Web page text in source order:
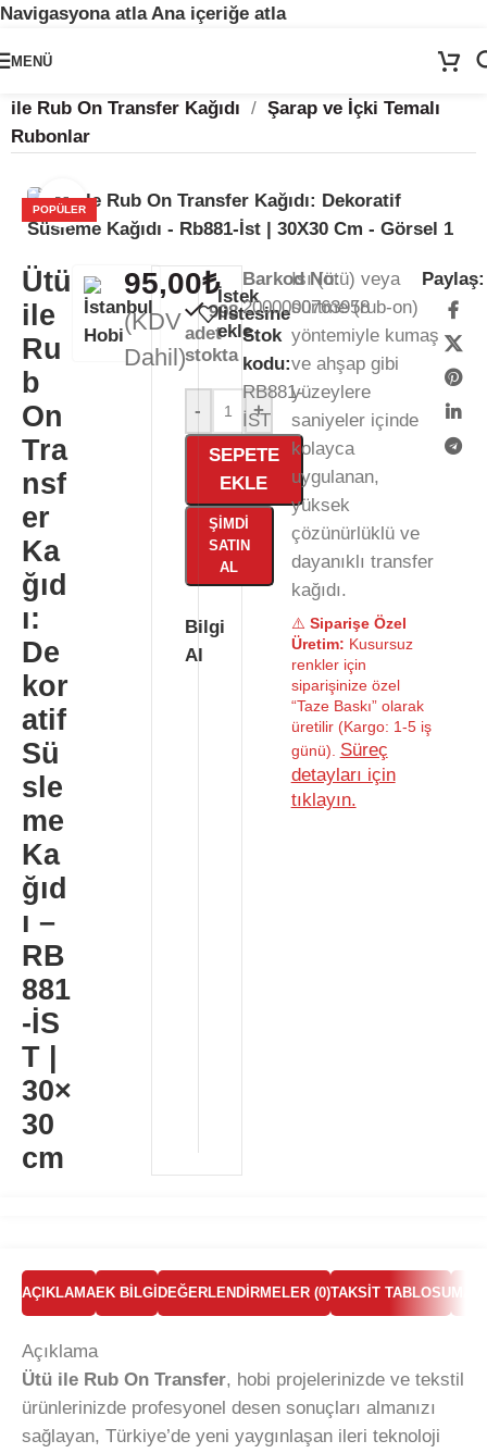
Navigasyona atlaAna içeriğe atla
🚨ÖNEMLİ DUYURU: Sektörel sezon çalışma takvimimiz nedeniyle24
Ağustositibarıyla sırayla kargolanacaktır. 🍒
MENÜ
ile Rub On Transfer Kağıdı / Şarap ve İçki Temalı
Rubonlar
POPÜLERBüyütmek için tıklayın
Ütü
ile
Ru
b
On
Tra
nsf
er
Ka
ğıd
ı:
De
kor
atif
Sü
sle
me
Ka
ğıd
ı –
RB
881
-İS
T |
30×
30
cm
95,00₺
(KDV
Dahil)
998
adet
stokta
- +
SEPETE
EKLE
ŞIMDI
SATIN
AL
Bilgi
Al
İstek
listesine
ekle
Barkod No:
2000000763958
Stok
kodu:
RB881-
İST
Isı (ütü) veya
sürtme (rub-on)
yöntemiyle kumaş
ve ahşap gibi
yüzeylere
saniyeler içinde
kolayca
uygulanan,
yüksek
çözünürlüklü ve
dayanıklı transfer
kağıdı.
⚠️ Siparişe Özel
Üretim: Kusursuz
renkler için
siparişinize özel
“Taze Baskı” olarak
üretilir (Kargo: 1-5 iş
günü). Süreç
detayları için
tıklayın.
Paylaş:
AÇIKLAMAEK BILGI DEĞERLENDIRMELER (0)TAKSIT TABLOSU
Açıklama
Ütü ile Rub On Transfer, hobi projelerinizde ve tekstil
ürünlerinizde profesyonel desen sonuçları almanızı
sağlayan, Türkiye’de yeni yaygınlaşan ileri teknoloji